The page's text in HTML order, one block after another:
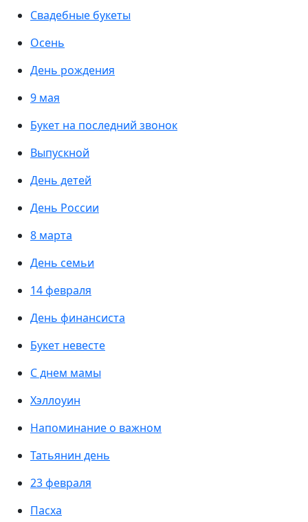
Свадебные букеты
Осень
День рождения
9 мая
Букет на последний звонок
Выпускной
День детей
День России
8 марта
День семьи
14 февраля
День финансиста
Букет невесте
С днем мамы
Хэллоуин
Напоминание о важном
Татьянин день
23 февраля
Пасха